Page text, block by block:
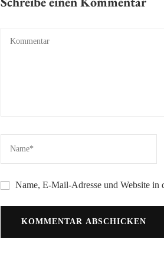
Name, E-Mail-Adresse und Website in